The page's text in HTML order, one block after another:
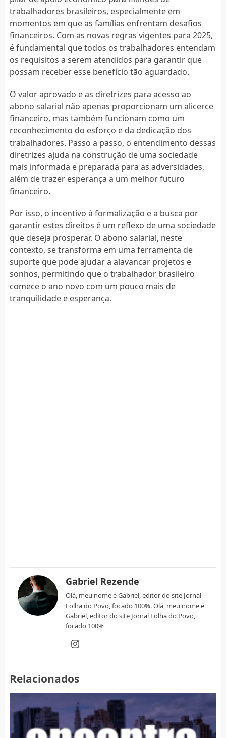
trabalhadores brasileiros, especialmente em
momentos em que as famílias enfrentam desafios
financeiros. Com as novas regras vigentes para 2025,
é fundamental que todos os trabalhadores entendam
os requisitos a serem atendidos para garantir que
possam receber esse benefício tão aguardado.
O valor aprovado e as diretrizes para acesso ao
abono salarial não apenas proporcionam um alicerce
financeiro, mas também funcionam como um
reconhecimento do esforço e da dedicação dos
trabalhadores. Passo a passo, o entendimento dessas
diretrizes ajuda na construção de uma sociedade
mais informada e preparada para as adversidades,
além de trazer esperança a um melhor futuro
financeiro.
Por isso, o incentivo à formalização e a busca por
garantir estes direitos é um reflexo de uma sociedade
que deseja prosperar. O abono salarial, neste
contexto, se transforma em uma ferramenta de
suporte que pode ajudar a alavancar projetos e
sonhos, permitindo que o trabalhador brasileiro
comece o ano novo com um pouco mais de
tranquilidade e esperança.
Gabriel Rezende
Olá, meu nome é Gabriel, editor do site Jornal
Folha do Povo, focado 100%. Olá, meu nome é
Gabriel, editor do site Jornal Folha do Povo,
focado 100%
Relacionados